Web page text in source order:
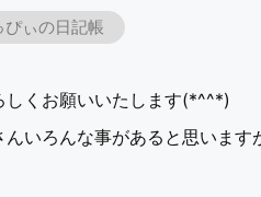
ぴぃの日記帳
しくお願いいたします(*^^*)
んいろんな事があると思います